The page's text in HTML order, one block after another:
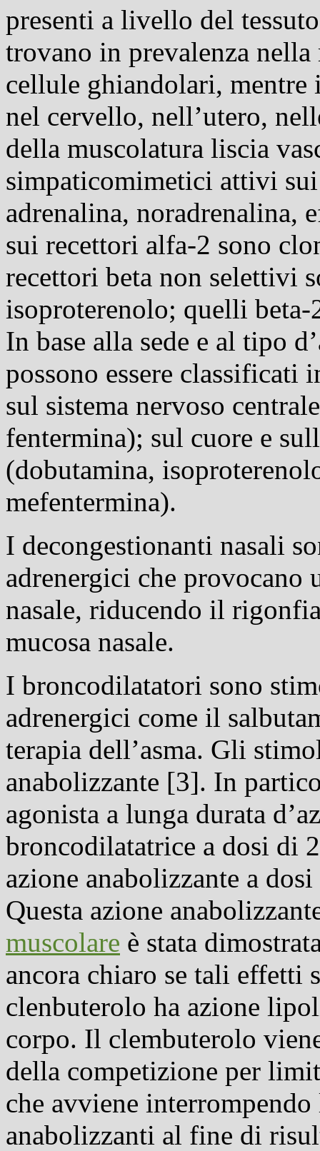
presenti a livello del
trovano in prevalenza
cellule ghiandolari,
nel cervello, nell’utero,
della muscolatura liscia
simpaticomimetici attivi
adrenalina,
sui recettori alfa-2 sono
recettori beta non selettivi
isoproterenolo; quelli
In base alla sede e al tipo
possono essere
sul sistema nervoso
fentermina); sul cuore e
(dobutamina,
mefentermina).
I decongestionanti nasali
adrenergici che provocano
nasale, riducendo il
mucosa nasale.
I broncodilatatori sono
adrenergici come il
terapia dell’asma. Gli
anabolizzante [3]. In
agonista a lunga durata
broncodilatatrice a dosi di
azione anabolizzante a
Questa azione
muscolare è stata
ancora chiaro se tali effetti
clenbuterolo ha azione
corpo. Il clembuterolo
della competizione per
che avviene
anabolizzanti al fine di